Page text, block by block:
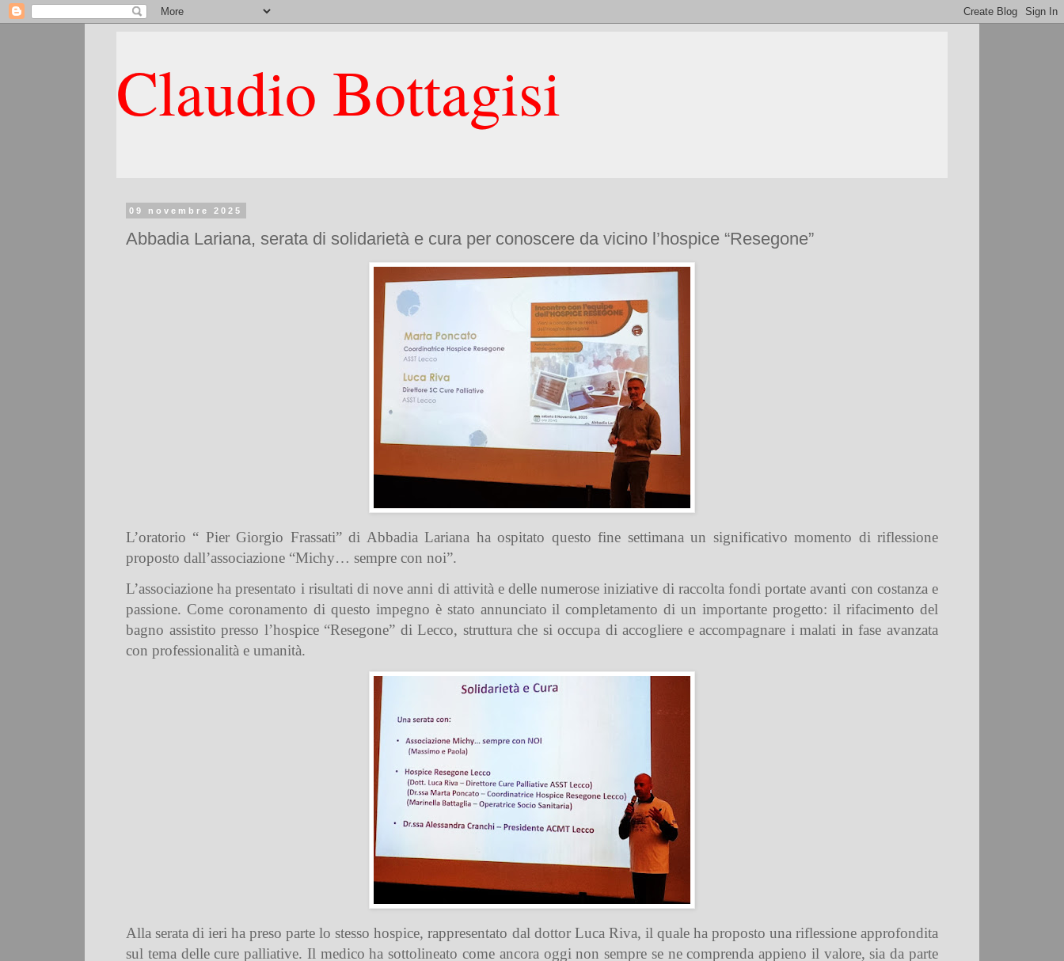
Claudio Bottagisi
09 novembre 2025
Abbadia Lariana, serata di solidarietà e cura per conoscere da vicino l’hospice “Resegone”
L’oratorio “ Pier Giorgio Frassati” di Abbadia Lariana ha ospitato questo fine settimana un significativo momento di riflessione
proposto dall’associazione “Michy… sempre con noi”.
L’associazione ha presentato i risultati di nove anni di attività e delle numerose iniziative di raccolta fondi portate avanti con costanza e
passione. Come coronamento di questo impegno è stato annunciato il completamento di un importante progetto: il rifacimento del
bagno assistito presso l’hospice “Resegone” di Lecco, struttura che si occupa di accogliere e accompagnare i malati in fase avanzata
con professionalità e umanità.
Alla serata di ieri ha preso parte lo stesso hospice, rappresentato dal dottor Luca Riva, il quale ha proposto una riflessione approfondita
sul tema delle cure palliative. Il medico ha sottolineato come ancora oggi non sempre se ne comprenda appieno il valore, sia da parte